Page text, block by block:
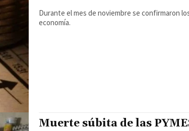
Durante el mes de noviembre se confirmaron
economía.
Muerte súbita de las